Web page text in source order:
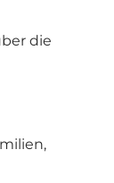
die